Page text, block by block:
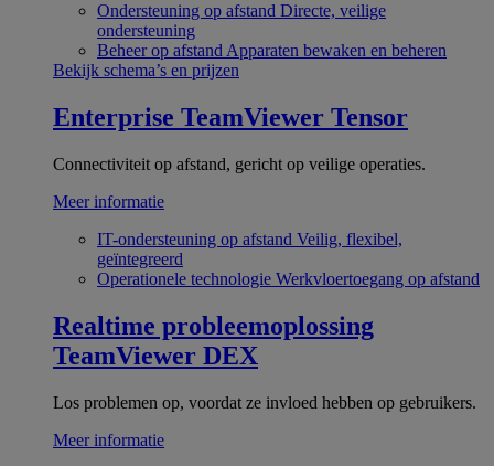
Ondersteuning op afstand Directe, veilige
ondersteuning
Beheer op afstand Apparaten bewaken en beheren
Bekijk schema’s en prijzen
Enterprise TeamViewer Tensor
Connectiviteit op afstand, gericht op veilige operaties.
Meer informatie
IT-ondersteuning op afstand Veilig, flexibel,
geïntegreerd
Operationele technologie Werkvloertoegang op afstand
Realtime probleemoplossing
TeamViewer DEX
Los problemen op, voordat ze invloed hebben op gebruikers.
Meer informatie